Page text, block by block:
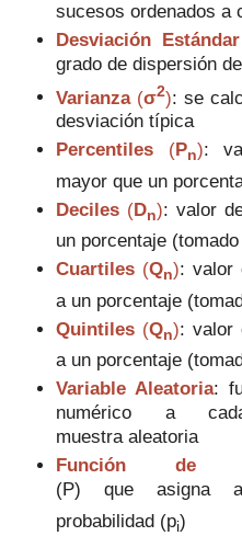
sucesos ordenados a
Desviación Estándar
grado de dispersión
Varianza (σ2): se
desviación típica
Percentiles (Pn):
mayor que un
Deciles (Dn): valor
un porcentaje
Cuartiles (Qn): valor
a un porcentaje
Quintiles (Qn):valor
a un porcentaje
Variable Aleatoria:
numérico a
muestra aleatoria
Función de
(P) que asigna
probabilidad (pi)